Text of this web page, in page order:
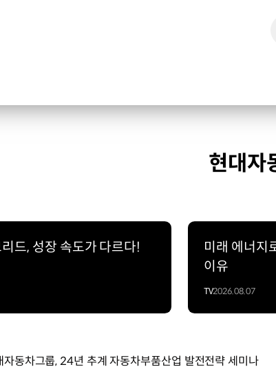
현대자
드, 성장 속도가 다르다!
미래 에너지
이유
TV2026.08.07
자동차그룹, 24년 추계 자동차부품산업 발전전략 세미나